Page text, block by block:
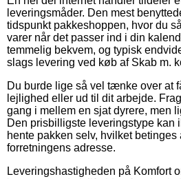
leveringsmåder. Den mest
tidspunkt pakkeshoppen, hvor du
varer når det passer ind i din
temmelig bekvem, og typisk
slags levering ved køb af Skab m.
Du burde lige så vel tænke over at
lejlighed eller ud til dit arbejde.
gang i mellem en sjat dyrere, men
Den prisbilligste leveringstype kan
hente pakken selv, hvilket
forretningens adresse.
Leveringshastigheden på Komfort